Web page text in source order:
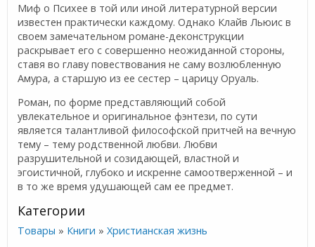
Миф о Психее в той или иной литературной версии
известен практически каждому. Однако Клайв Льюис в
своем замечательном романе-деконструкции
раскрывает его с совершенно неожиданной стороны,
ставя во главу повествования не саму возлюбленную
Амура, а старшую из ее сестер – царицу Оруаль.
Роман, по форме представляющий собой
увлекательное и оригинальное фэнтези, по сути
является талантливой философской притчей на вечную
тему – тему родственной любви. Любви
разрушительной и созидающей, властной и
эгоистичной, глубоко и искренне самоотверженной – и
в то же время удушающей сам ее предмет.
Категории
Товары » Книги »Христианская жизнь